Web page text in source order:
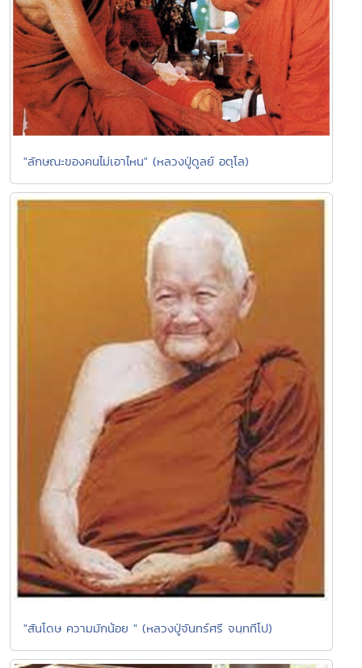
"ลักษณะของคนไม่เอาไหน" (หลวงปู่ดูลย์ อตุโล)
"สันโดษ ความมักน้อย " (หลวงปู่จันทร์ศรี จนฺททีโป)